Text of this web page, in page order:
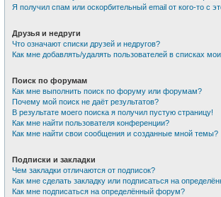
Я получил спам или оскорбительный email от кого-то с
Друзья и недруги
Что означают списки друзей и недругов?
Как мне добавлять/удалять пользователей в списках
Поиск по форумам
Как мне выполнить поиск по форуму или форумам?
Почему мой поиск не даёт результатов?
В результате моего поиска я получил пустую страницу!
Как мне найти пользователя конференции?
Как мне найти свои сообщения и созданные мной темы?
Подписки и закладки
Чем закладки отличаются от подписок?
Как мне сделать закладку или подписаться на
Как мне подписаться на определённый форум?